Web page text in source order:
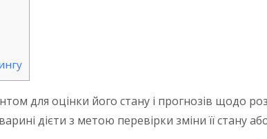
для оцінки його стану і прогнозів щодо
дієти з метою перевірки зміни її стану